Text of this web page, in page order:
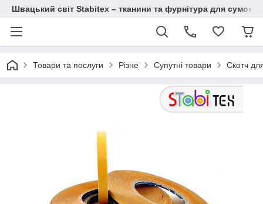
Швацький світ Stabitex – тканини та фурнітура для сумок і
Товари та послуги Різне Супутні товари Скотч